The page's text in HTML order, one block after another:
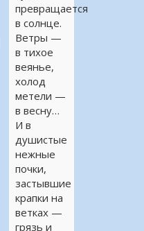
превращается
в солнце.
Ветры —
в тихое
веянье,
холод
метели —
в весну…
И в
душистые
нежные
почки,
застывшие
крапки на
ветках —
грязь и